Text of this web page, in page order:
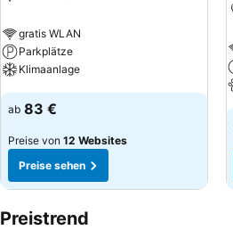
gratis WLAN
Parkplätze
Klimaanlage
Preise sehen
ab 83 €
Preise von 12 Websites
Preise sehen
Preistrend